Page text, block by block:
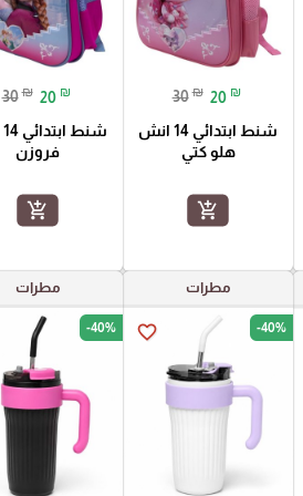
30 ₪ 20 ₪
شنط ابتدائي 14 انش
هلو كتي
add_shopping_cart
30 ₪ 20 ₪
فروزن
add_shopping_cart
مطرات
favorite_border -40%
مطرات
-40%